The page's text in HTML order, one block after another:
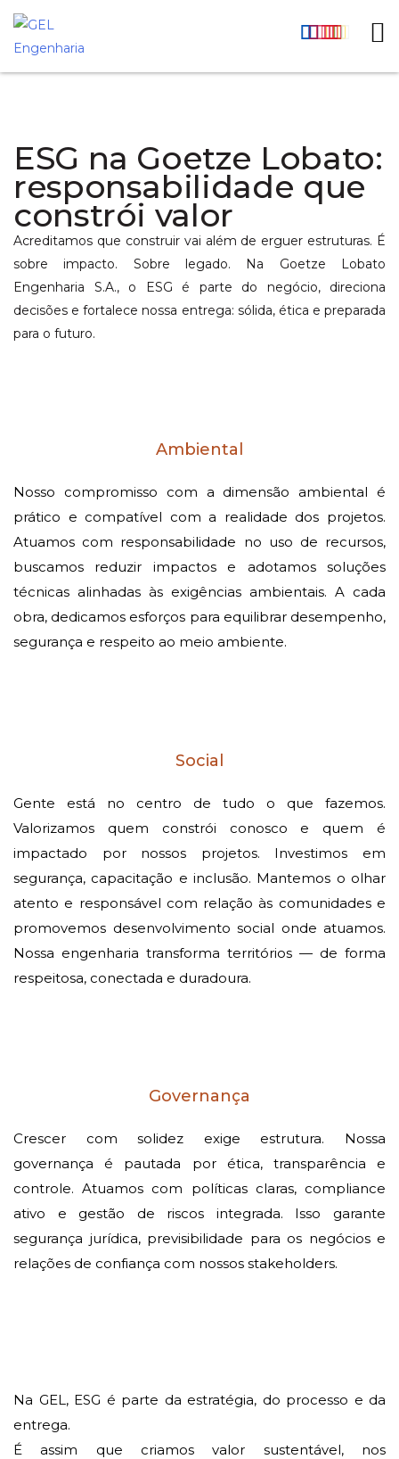
ESG na Goetze Lobato:
responsabilidade que
constrói valor
Acreditamos que construir vai além de erguer estruturas. É
sobre impacto. Sobre legado. Na Goetze Lobato
Engenharia S.A., o ESG é parte do negócio, direciona
decisões e fortalece nossa entrega: sólida, ética e preparada
para o futuro.
Ambiental
Nosso compromisso com a dimensão ambiental é
prático e compatível com a realidade dos projetos.
Atuamos com responsabilidade no uso de recursos,
buscamos reduzir impactos e adotamos soluções
técnicas alinhadas às exigências ambientais. A cada
obra, dedicamos esforços para equilibrar desempenho,
segurança e respeito ao meio ambiente.
Social
Gente está no centro de tudo o que fazemos.
Valorizamos quem constrói conosco e quem é
impactado por nossos projetos. Investimos em
segurança, capacitação e inclusão. Mantemos o olhar
atento e responsável com relação às comunidades e
promovemos desenvolvimento social onde atuamos.
Nossa engenharia transforma territórios — de forma
respeitosa, conectada e duradoura.
Governança
Crescer com solidez exige estrutura. Nossa
governança é pautada por ética, transparência e
controle. Atuamos com políticas claras, compliance
ativo e gestão de riscos integrada. Isso garante
segurança jurídica, previsibilidade para os negócios e
relações de confiança com nossos stakeholders.
Na GEL, ESG é parte da estratégia, do processo e da
entrega.
É assim que criamos valor sustentável, nos